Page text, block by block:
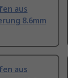
aus
8.6mm
aus